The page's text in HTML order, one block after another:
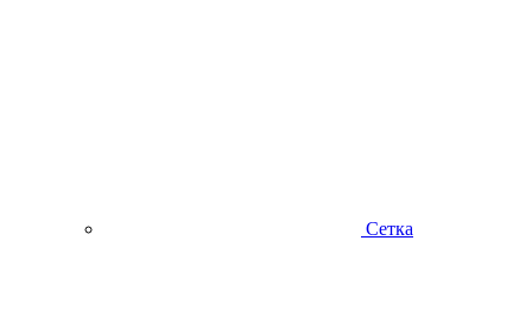
Сетка